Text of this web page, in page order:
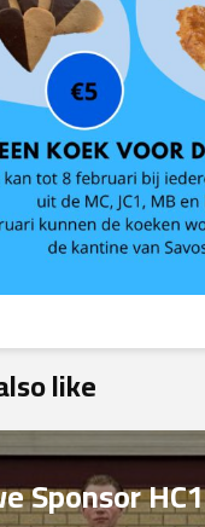
like
Sponsor HC1